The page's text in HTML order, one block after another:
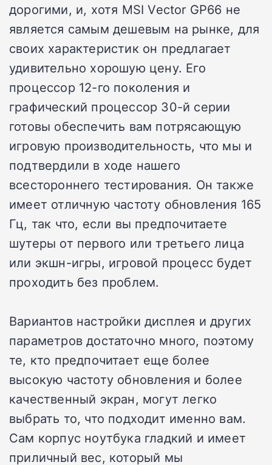
дорогими, и, хотя MSI Vector GP66 не
является самым дешевым на рынке, для
своих характеристик он предлагает
удивительно хорошую цену. Его
процессор 12-го поколения и
графический процессор 30-й серии
готовы обеспечить вам потрясающую
игровую производительность, что мы и
подтвердили в ходе нашего
всестороннего тестирования. Он также
имеет отличную частоту обновления 165
Гц, так что, если вы предпочитаете
шутеры от первого или третьего лица
или экшн-игры, игровой процесс будет
проходить без проблем.
Вариантов настройки дисплея и других
параметров достаточно много, поэтому
те, кто предпочитает еще более
высокую частоту обновления и более
качественный экран, могут легко
выбрать то, что подходит именно вам.
Сам корпус ноутбука гладкий и имеет
приличный вес, который мы